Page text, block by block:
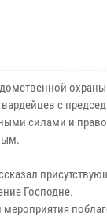
с
силами и
Господне.